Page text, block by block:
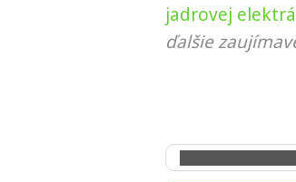
jadrovej
ďalšie